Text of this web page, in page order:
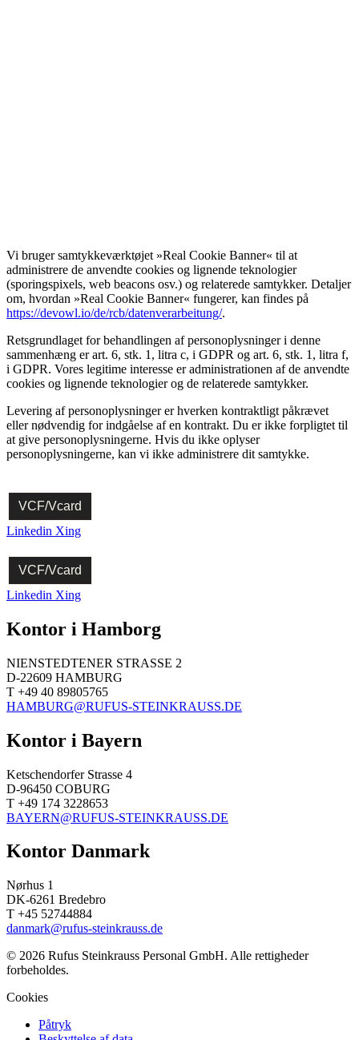
Vi bruger samtykkeværktøjet »Real Cookie Banner« til at
administrere de anvendte cookies og lignende teknologier
(sporingspixels, web beacons osv.) og relaterede samtykker. Detaljer
om, hvordan »Real Cookie Banner« fungerer, kan findes på
https://devowl.io/de/rcb/datenverarbeitung/.
Retsgrundlaget for behandlingen af personoplysninger i denne
sammenhæng er art. 6, stk. 1, litra c, i GDPR og art. 6, stk. 1, litra f,
i GDPR. Vores legitime interesse er administrationen af de anvendte
cookies og lignende teknologier og de relaterede samtykker.
Levering af personoplysninger er hverken kontraktligt påkrævet
eller nødvendig for indgåelse af en kontrakt. Du er ikke forpligtet til
at give personoplysningerne. Hvis du ikke oplyser
personoplysningerne, kan vi ikke administrere dit samtykke.
VCF/Vcard
Linkedin Xing
VCF/Vcard
Linkedin Xing
Kontor i Hamborg
NIENSTEDTENER STRASSE 2
D-22609 HAMBURG
T +49 40 89805765
HAMBURG@RUFUS-STEINKRAUSS.DE
Kontor i Bayern
Ketschendorfer Strasse 4
D-96450 COBURG
T +49 174 3228653
BAYERN@RUFUS-STEINKRAUSS.DE
Kontor Danmark
Nørhus 1
DK-6261 Bredebro
T +45 52744884
danmark@rufus-steinkrauss.de
© 2026 Rufus Steinkrauss Personal GmbH. Alle rettigheder
forbeholdes.
Cookies
Påtryk